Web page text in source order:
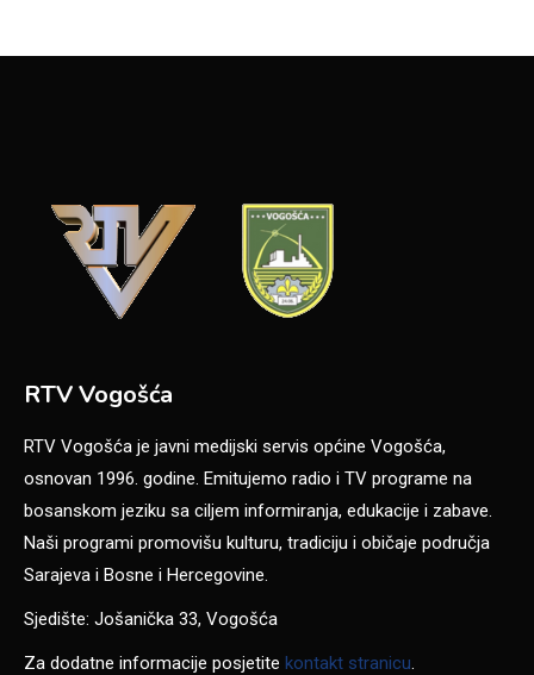
RTV Vogošća
RTV Vogošća je javni medijski servis općine Vogošća,
osnovan 1996. godine. Emitujemo radio i TV programe na
bosanskom jeziku sa ciljem informiranja, edukacije i zabave.
Naši programi promovišu kulturu, tradiciju i običaje područja
Sarajeva i Bosne i Hercegovine.
Sjedište: Jošanička 33, Vogošća
Za dodatne informacije posjetite kontakt stranicu